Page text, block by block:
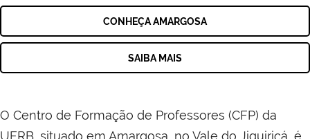
CONHEÇA AMARGOSA
SAIBA MAIS
O Centro de Formação de Professores (CFP) da
UFRB, situado em Amargosa, no Vale do Jiquiriçá, é